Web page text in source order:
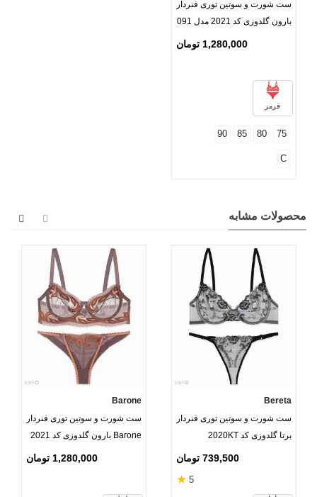
ست شورت و سوتین توری فنردار
بارون گلدوزی کد 2021 مدل 091
1,280,000 تومان
قرمز
75
80
85
90
C
محصولات مشابه
Bereta
ست شورت و سوتین توری فنردار
برتا گلدوزی کد 2020KT
739,500 تومان
5
★
Barone
ست شورت و سوتین توری فنردار
Barone بارون گلدوزی کد 2021
1,280,000 تومان